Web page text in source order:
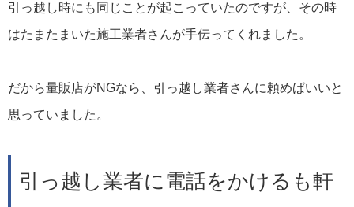
引っ越し時にも同じことが起こっていたのですが、その時
はたまたまいた施工業者さんが手伝ってくれました。
だから量販店がNGなら、引っ越し業者さんに頼めばいいと
思っていました。
引っ越し業者に電話をかけるも軒